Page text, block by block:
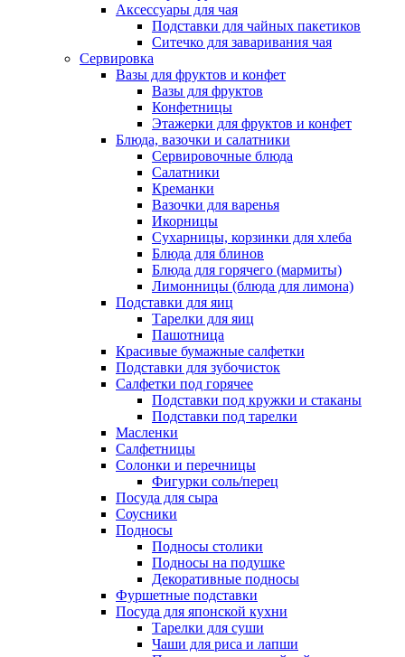
Аксессуары для чая
Подставки для чайных пакетиков
Ситечко для заваривания чая
Сервировка
Вазы для фруктов и конфет
Вазы для фруктов
Конфетницы
Этажерки для фруктов и конфет
Блюда, вазочки и салатники
Сервировочные блюда
Салатники
Креманки
Вазочки для варенья
Икорницы
Сухарницы, корзинки для хлеба
Блюда для блинов
Блюда для горячего (мармиты)
Лимонницы (блюда для лимона)
Подставки для яиц
Тарелки для яиц
Пашотница
Красивые бумажные салфетки
Подставки для зубочисток
Салфетки под горячее
Подставки под кружки и стаканы
Подставки под тарелки
Масленки
Салфетницы
Солонки и перечницы
Фигурки соль/перец
Посуда для сыра
Соусники
Подносы
Подносы столики
Подносы на подушке
Декоративные подносы
Фуршетные подставки
Посуда для японской кухни
Тарелки для суши
Чаши для риса и лапши